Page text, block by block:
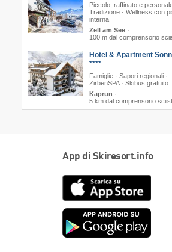
Piccolo, raffinato e
Tradizione · Wellness con
interna
Zell am See·
100 m dal comprensorio
Hotel & Apartment
****
Famiglie · Sapori regionali ·
ZirbenSPA · Skibus gratuito
Kaprun ·
5 km dal comprensorio
App di Skiresort.info
App